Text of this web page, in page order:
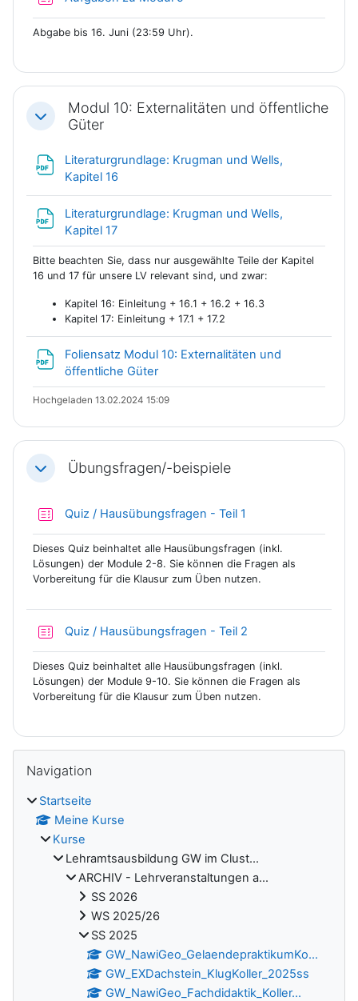
Abgabe bis 16. Juni (23:59 Uhr).
Einklappen
Modul 10: Externalitäten und öffentliche
Güter
Literaturgrundlage: Krugman und Wells,
Kapitel 16
Literaturgrundlage: Krugman und Wells,
Kapitel 17
Bitte beachten Sie, dass nur ausgewählte Teile der Kapitel
16 und 17 für unsere LV relevant sind, und zwar:
Kapitel 16: Einleitung + 16.1 + 16.2 + 16.3
Kapitel 17: Einleitung + 17.1 + 17.2
Foliensatz Modul 10: Externalitäten und
öffentliche Güter
Hochgeladen 13.02.2024 15:09
EinklappenÜbungsfragen/-beispiele
Quiz / Hausübungsfragen - Teil 1
Dieses Quiz beinhaltet alle Hausübungsfragen (inkl.
Lösungen) der Module 2-8. Sie können die Fragen als
Vorbereitung für die Klausur zum Üben nutzen.
Quiz / Hausübungsfragen - Teil 2
Dieses Quiz beinhaltet alle Hausübungsfragen (inkl.
Lösungen) der Module 9-10. Sie können die Fragen als
Vorbereitung für die Klausur zum Üben nutzen.
Blöcke
Navigation
Startseite
Meine Kurse
Kurse
Lehramtsausbildung GW im Clust...
ARCHIV - Lehrveranstaltungen a...
SS 2026
WS 2025/26
SS 2025
GW_NawiGeo_GelaendepraktikumKo...
GW_EXDachstein_KlugKoller_2025ss
GW_NawiGeo_Fachdidaktik_Koller...